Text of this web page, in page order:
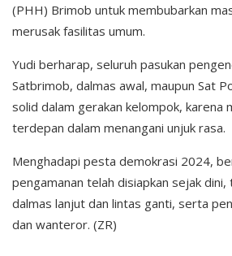
(PHH) Brimob untuk membubarkan
merusak fasilitas umum.
Yudi berharap, seluruh pasukan
Satbrimob, dalmas awal, maupun Sat
solid dalam gerakan kelompok, karena
terdepan dalam menangani unjuk rasa.
Menghadapi pesta demokrasi 2024,
pengamanan telah disiapkan sejak dini,
dalmas lanjut dan lintas ganti, serta
dan wanteror. (ZR)